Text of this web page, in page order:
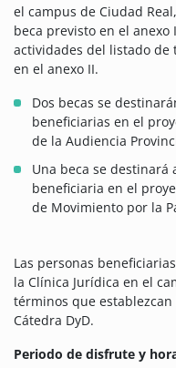
el campus de Ciudad
beca previsto en el
actividades del listado de
en el anexo II.
Dos becas se
beneficiarias en el
de la Audiencia
Una beca se destinará
beneficiaria en el
de Movimiento por la
Las personas
la Clínica Jurídica en el
términos que
Cátedra DyD.
Periodo de disfrute y